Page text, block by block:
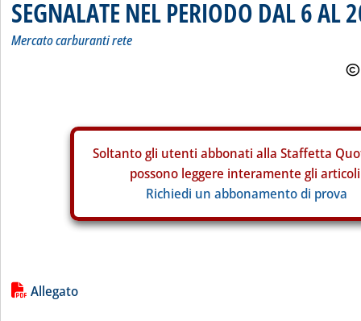
SEGNALATE NEL PERIODO DAL 6 AL
Mercato carburanti rete
Soltanto gli utenti abbonati alla Staffetta
possono leggere interamente gli
Richiedi un abbonamento di prova
Lista allegati PDF alla notizia
Allegato